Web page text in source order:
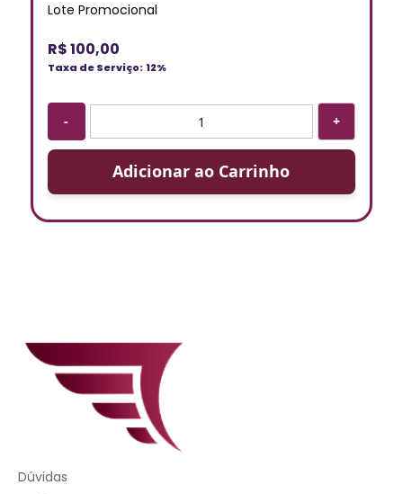
Lote Promocional
R$ 100,00
Taxa de Serviço: 12%
- +
Adicionar ao Carrinho
Dúvidas